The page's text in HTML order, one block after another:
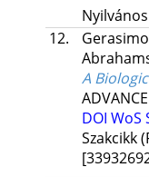
12.
A
DOI WoS
Szakcikk